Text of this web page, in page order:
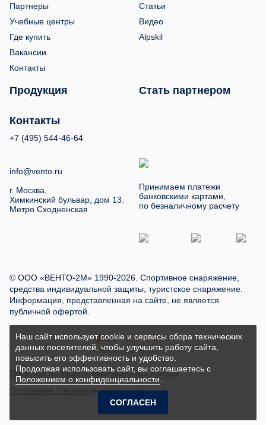
Партнеры
Учебные центры
Где купить
Вакансии
Контакты
Статьи
Видео
Alpskil
Продукция Стать партнером
Контакты
+7 (495) 544-46-64
info@vento.ru
г. Москва,
Химкинский бульвар, дом 13.
Метро Сходненская
Принимаем платежи
банковскими картами,
по безналичному расчету
© ООО «ВЕНТО-2М» 1990-2026. Спортивное снаряжение,
средства индивидуальной защиты, туристское снаряжение.
Информация, представленная на сайте, не является
публичной офертой.
Политика по защите персональных данных
Положение о конфиденциальности
Наш сайт использует cookie и сервисы сбора технических
данных посетителей, чтобы улучшить работу сайта,
повысить его эффективность и удобство.
Продолжая использовать сайт, вы соглашаетесь с
Положением о конфиденциальности.
СОГЛАСЕН